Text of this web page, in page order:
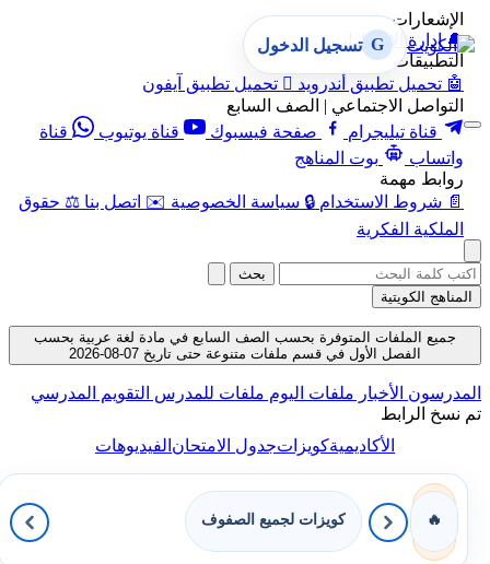
الإشعارات
🔔 إدارة الإشعارات
التطبيقات
🤖 تحميل تطبيق أندرويد  تحميل تطبيق آيفون
التواصل الاجتماعي | الصف السابع
قناة تيليجرام
صفحة فيسبوك قناة يوتيوب
قناة
واتساب
بوت المناهج
روابط مهمة
📄 شروط الاستخدام 🔒 سياسة الخصوصية ✉️ اتصل بنا ⚖️ حقوق
الملكية الفكرية
G تسجيل الدخول
بحث
المناهج الكويتية
جميع الملفات المتوفرة بحسب الصف السابع في مادة لغة عربية بحسب
الفصل الأول في قسم ملفات متنوعة حتى تاريخ 07-08-2026
المدرسون الأخبار ملفات اليوم ملفات للمدرس التقويم المدرسي
تم نسخ الرابط
الأكاديميةكويزاتجدول الامتحانالفيديوهات
🔥 كويزات لجميع الصفوف